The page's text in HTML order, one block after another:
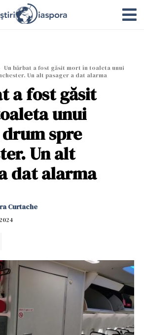
Un bărbat a fost găsit mort în toaleta unui
Un alt pasager a dat alarma
a fost găsit
unui
spre
Un alt
dat alarma
Curtache